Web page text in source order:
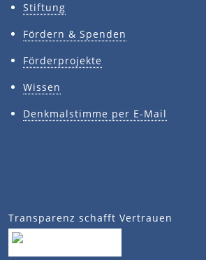
Stiftung
Fördern & Spenden
Förderprojekte
Wissen
Denkmalstimme per E-Mail
Transparenz schafft Vertrauen